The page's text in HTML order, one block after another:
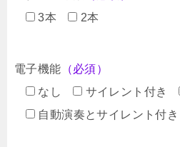
3本
2本
電子機能 （必須）
なし
サイレント付き
自動演奏とサイレント付き